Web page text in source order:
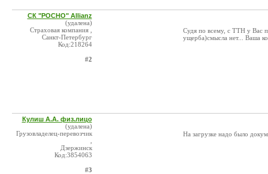
СК "РОСНО" Allianz
(удалена)
Страховая компания ,
Санкт-Петербург
Код:218264
#2
Судя по всему, с ТТН у Вас
ущерба)смысла нет... Ваша
Кулиш А.А. физ.лицо
(удалена)
Грузовладелец-перевозчик
Дзержинск
Код:3854063
#3
На загрузке надо было